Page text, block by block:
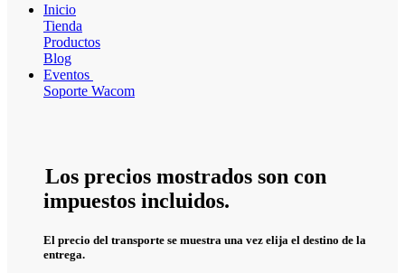
Inicio
Tienda
Productos
Blog
Eventos
Soporte Wacom
Los precios mostrados son con
impuestos incluidos.
El precio del transporte se muestra una vez elija el destino de la
entrega.